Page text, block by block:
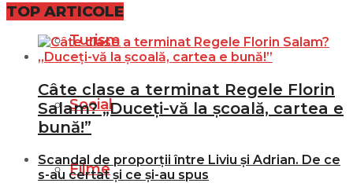
Turism
Social
Filme
TOP ARTICOLE
Câte clase a terminat Regele Florin
Salam? „Duceți-vă la școală, cartea e
bună!”
Scandal de proporții între Liviu și Adrian. De ce
s-au certat și ce și-au spus